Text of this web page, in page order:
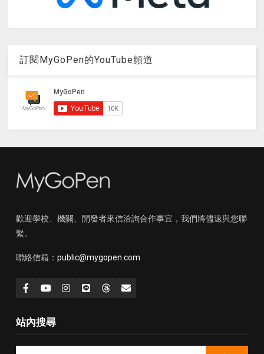
訂閱MyGoPen的YouTube頻道
歡迎學校、機關、開發者來信洽詢合作事宜，我們將儘速與您聯
繫。
聯絡信箱： public@mygopen.com
站內搜尋